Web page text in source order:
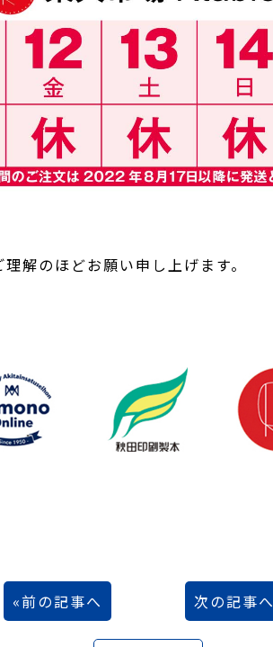
解のほどお願い申し上げます。
前の記事へ 次の記事へ